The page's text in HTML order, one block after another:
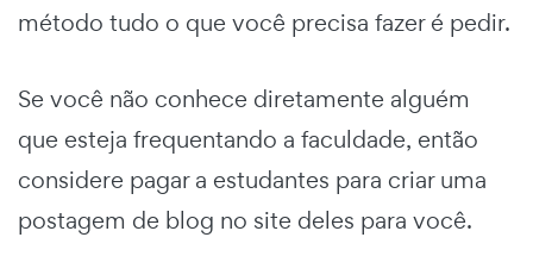
método tudo o que você precisa fazer é pedir.
Se você não conhece diretamente alguém
que esteja frequentando a faculdade, então
considere pagar a estudantes para criar uma
postagem de blog no site deles para você.